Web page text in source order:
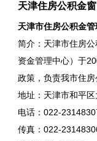
天津住房公积金
天津市住房公积金
简介：天津市住房
资金管理中心）于
政策，负责我市住房
地址：天津市和平
电话：022-
传真：022-